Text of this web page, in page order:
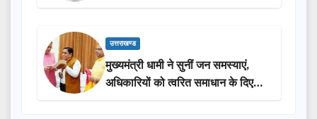
सराहना…
उत्तराखण्ड
मुख्यमंत्री धामी ने सुनीं जन समस्याएं,
अधिकारियों को त्वरित समाधान के दिए
निर्देश